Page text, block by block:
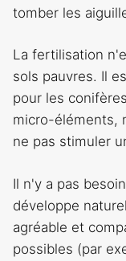
tomber les
La fertilisation
sols pauvres. Il
pour les
micro-éléments,
ne pas stimuler
Il n'y a pas
développe
agréable et
possibles (par